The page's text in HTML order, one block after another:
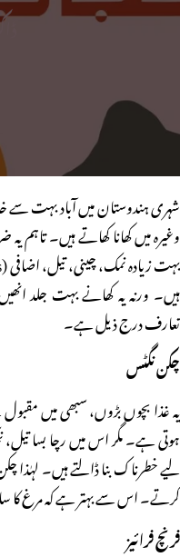
شہری ہندوستان میں آباد بہت سے
وغیرہ میں کھانا کھاتے ہیں۔ تاہم
ہیں۔ ورنہ یہ کھانے بہت جلد
تعارف درج ذیل ہے۔
چکن نگٹس
یہ غذا بچوں بڑوں، سبھی میں
ہوتی ہے۔ مگر اس میں رچا بسا
لیے خطرناک بنا ڈالتے ہیں۔ لہٰذا
کرتے۔ اس سے بہتر ہے کہ مرغ کا
فرنچ فرائیز